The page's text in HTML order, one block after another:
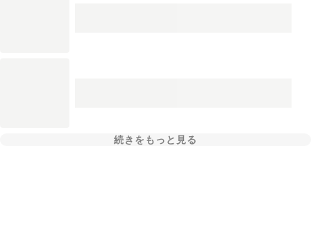
続きをもっと見る